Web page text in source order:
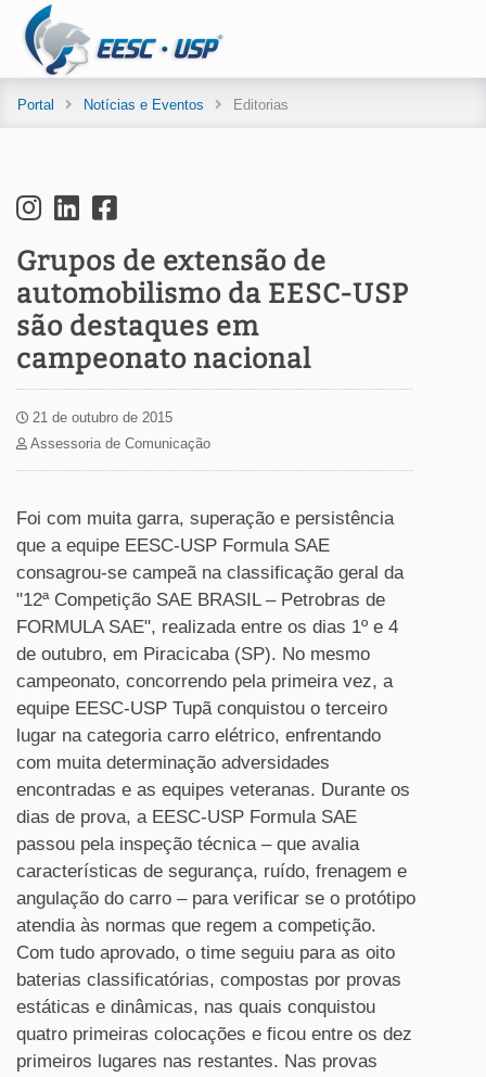
Portal Notícias e Eventos Editorias
Grupos de extensão de
automobilismo da EESC-USP
são destaques em
campeonato nacional
21 de outubro de 2015
Assessoria de Comunicação
Foi com muita garra, superação e persistência
que a equipe EESC-USP Formula SAE
consagrou-se campeã na classificação geral da
"12ª Competição SAE BRASIL – Petrobras de
FORMULA SAE", realizada entre os dias 1º e 4
de outubro, em Piracicaba (SP). No mesmo
campeonato, concorrendo pela primeira vez, a
equipe EESC-USP Tupã conquistou o terceiro
lugar na categoria carro elétrico, enfrentando
com muita determinação adversidades
encontradas e as equipes veteranas. Durante os
dias de prova, a EESC-USP Formula SAE
passou pela inspeção técnica – que avalia
características de segurança, ruído, frenagem e
angulação do carro – para verificar se o protótipo
atendia às normas que regem a competição.
Com tudo aprovado, o time seguiu para as oito
baterias classificatórias, compostas por provas
estáticas e dinâmicas, nas quais conquistou
quatro primeiras colocações e ficou entre os dez
primeiros lugares nas restantes. Nas provas